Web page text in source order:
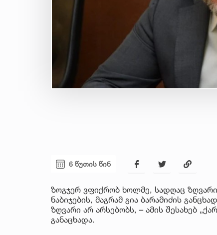
6 წუთის წინ
ზოგჯერ ვფიქრობ ხოლმე, სადღაც
ნაბიჯების, მაგრამ გია ბარამიძის
ზღვარი არ არსებობს, – ამის შესახებ
განაცხადა.